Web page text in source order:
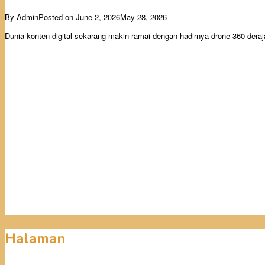
By AdminPosted on June 2, 2026May 28, 2026
Dunia konten digital sekarang makin ramai dengan hadirnya drone 360
Halaman